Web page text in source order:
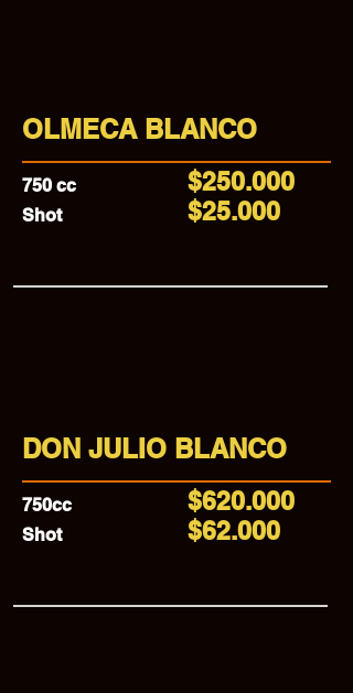
OLMECA BLANCO
750 cc
Shot
$250.000
$25.000
DON JULIO BLANCO
750cc
Shot
$620.000
$62.000